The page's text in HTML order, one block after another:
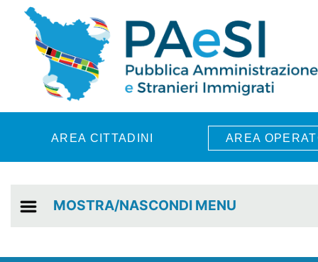
Skip to main content
AREA CITTADINI AREA
MOSTRA/NASCONDI MENU